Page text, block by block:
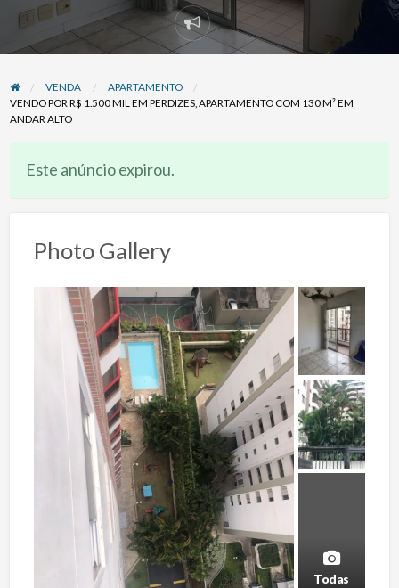
Denunciar
problema
VENDA
APARTAMENTO
VENDO POR R$ 1.500 MIL EM PERDIZES, APARTAMENTO COM 130 M² EM
ANDAR ALTO
Este anúncio expirou.
Photo Gallery
Todas